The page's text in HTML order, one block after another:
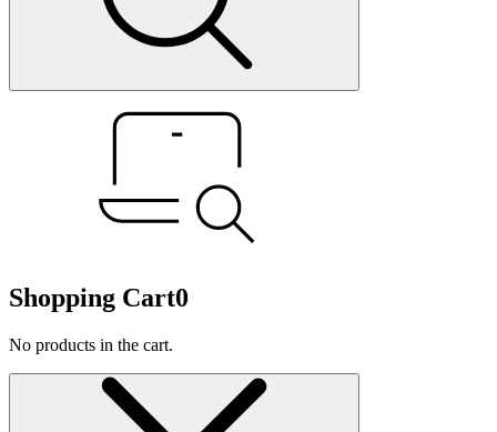
Shopping Cart0
No products in the cart.